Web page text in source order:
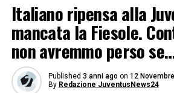
Italiano ripensa alla
mancata la Fiesole.
non avremmo perso
Published 3 anni ago on 12
By Redazione JuventusNews24